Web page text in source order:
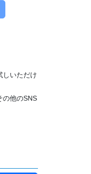
しいただけ
の他のSNS